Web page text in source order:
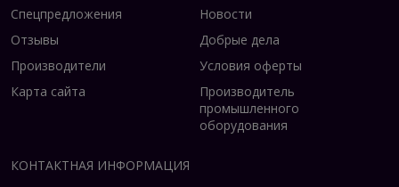
Спецпредложения
Новости
Отзывы
Добрые дела
Производители
Условия оферты
Карта сайта
Производитель
промышленного
оборудования
КОНТАКТНАЯ ИНФОРМАЦИЯ